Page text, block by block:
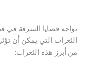
تواجه قضايا السرقة في
الثغرات التي يمكن أن
من أبرز هذه الثغرات: